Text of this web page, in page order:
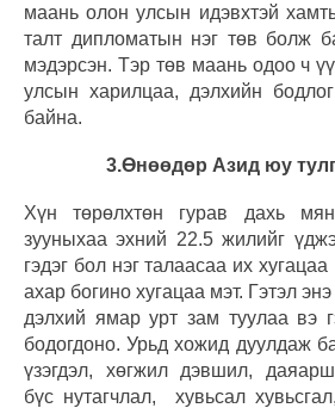
маань олон улсын идэвхтэй
талт дипломатын нэг төв болж
мэдэрсэн. Тэр төв маань одоо ч
улсын харилцаа, дэлхийн
байна.
3.Өнөөдөр Азид юу
Хүн төрөлхтөн гурав дахь
зууныхаа эхний 22.5 жилийг
гэдэг бол нэг талаасаа их
ахар богино хугацаа мэт. Гэтэл
дэлхий ямар урт зам туулаа вэ
бодогдоно. Урьд хожид дуулдаж
үзэгдэл, хөгжил дэвшил,
бүс нутагчлал, хувьсал